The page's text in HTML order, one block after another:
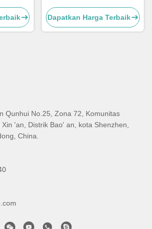
Encoder Untuk Robot
Industri
Dapatkan Harga Terbaik
Qunhui No.25, Zona 72, Komunitas
'an, Distrik Bao' an, kota Shenzhen,
China.